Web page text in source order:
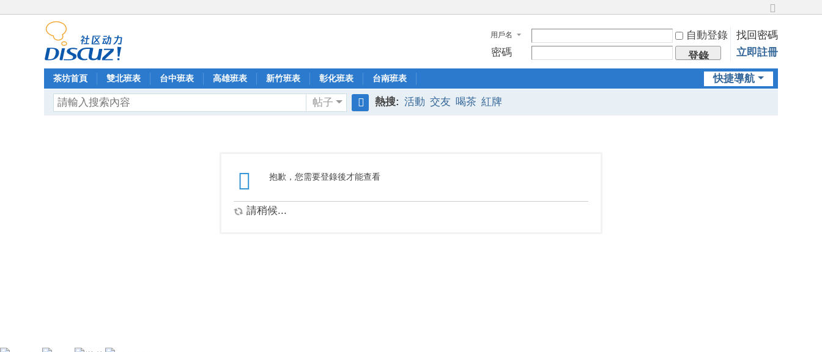
換
到
寬
用戶名 自動登錄
找回密碼
密碼
登錄 立即註冊
快捷導航
茶坊首頁 雙北班表 台中班表 高雄班表 新竹班表 彰化班表 台南班表
帖子 熱搜: 活動 交友 喝茶 紅牌
抱歉，您需要登錄後才能查看
請稍候...